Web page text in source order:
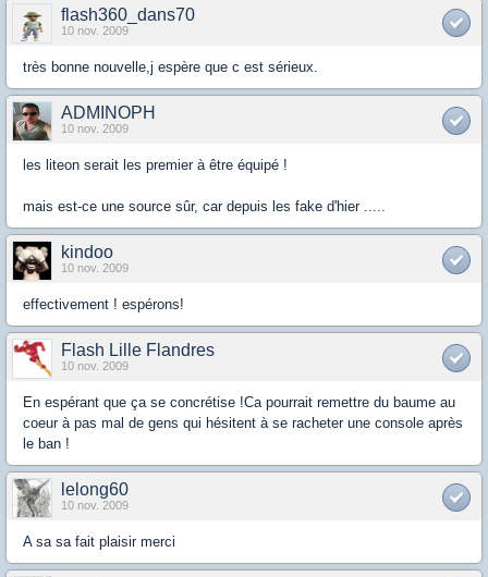
flash360_dans70
10 nov. 2009
très bonne nouvelle,j espère que c est sérieux.
ADMINOPH
10 nov. 2009
les liteon serait les premier à être équipé !
mais est-ce une source sûr, car depuis les fake d'hier .....
kindoo
10 nov. 2009
effectivement ! espérons!
Flash Lille Flandres
10 nov. 2009
En espérant que ça se concrétise !Ca pourrait remettre du baume au
coeur à pas mal de gens qui hésitent à se racheter une console après
le ban !
lelong60
10 nov. 2009
A sa sa fait plaisir merci